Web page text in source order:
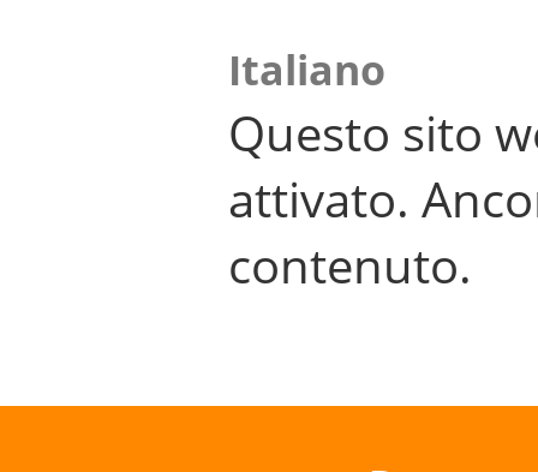
Italiano
Questo sito
attivato.
contenuto.